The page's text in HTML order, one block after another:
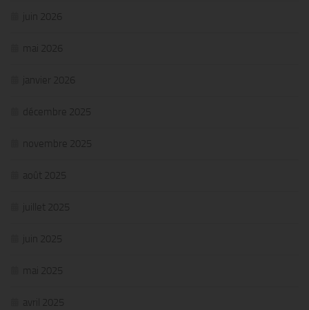
juin 2026
mai 2026
janvier 2026
décembre 2025
novembre 2025
août 2025
juillet 2025
juin 2025
mai 2025
avril 2025